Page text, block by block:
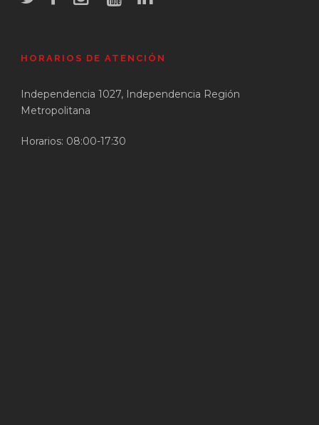
HORARIOS DE ATENCIÓN
Independencia 1027, Independencia Región
Metropolitana
Horarios: 08:00-17:30